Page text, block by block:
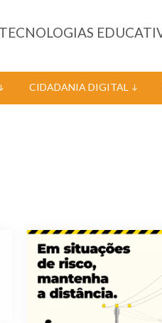
CIDADANIA DIGITAL